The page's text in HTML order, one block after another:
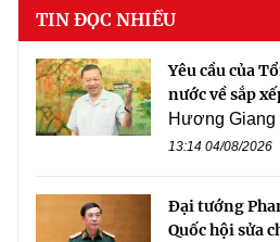
TIN ĐỌC NHIỀU
Yêu cầu của
nước về sắp
Hương Giang
13:14 04/08/2026
Đại tướng
Quốc hội sửa